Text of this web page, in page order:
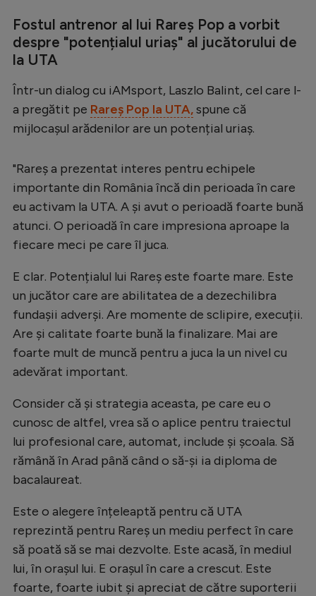
JO 2026
Intră în cont
Creează cont
Fostul antrenor al lui Rareș Pop a vorbit
despre "potențialul uriaș" al jucătorului de
la UTA
Într-un dialog cu iAMsport, Laszlo Balint, cel care l-
a pregătit pe Rareș Pop la UTA,spune că
mijlocașul arădenilor are un potențial uriaș.
"Rareș a prezentat interes pentru echipele
importante din România încă din perioada în care
eu activam la UTA. A și avut o perioadă foarte bună
atunci. O perioadă în care impresiona aproape la
fiecare meci pe care îl juca.
E clar. Potențialul lui Rareș este foarte mare. Este
un jucător care are abilitatea de a dezechilibra
fundașii adverși. Are momente de sclipire, execuții.
Are și calitate foarte bună la finalizare. Mai are
foarte mult de muncă pentru a juca la un nivel cu
adevărat important.
Consider că și strategia aceasta, pe care eu o
cunosc de altfel, vrea să o aplice pentru traiectul
lui profesional care, automat, include și școala. Să
rămână în Arad până când o să-și ia diploma de
bacalaureat.
Este o alegere înțeleaptă pentru că UTA
reprezintă pentru Rareș un mediu perfect în care
să poată să se mai dezvolte. Este acasă, în mediul
lui, în orașul lui. E orașul în care a crescut. Este
foarte, foarte iubit și apreciat de către suporterii